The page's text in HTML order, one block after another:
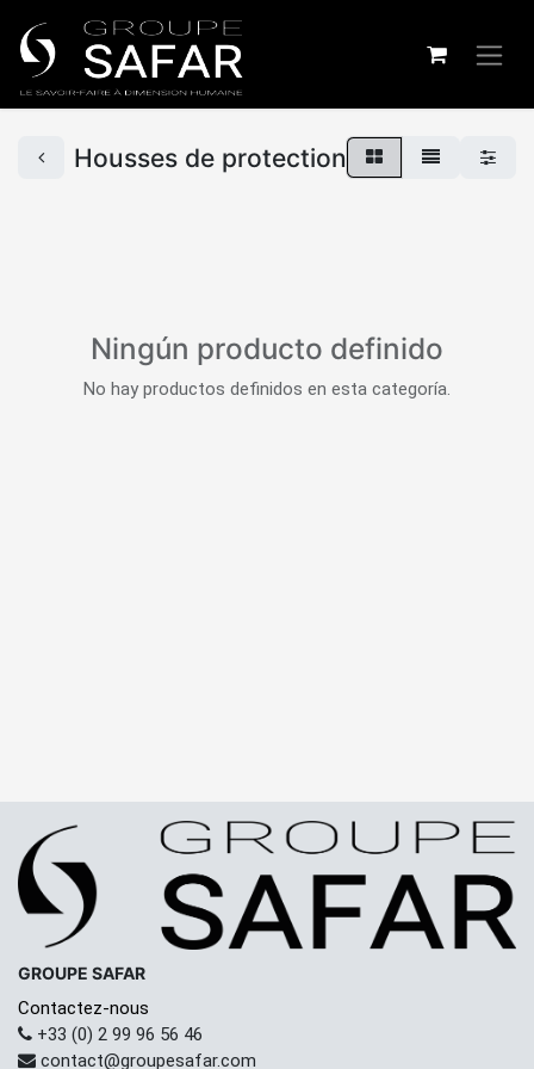
Housses de protection
Ningún producto definido
No hay productos definidos en esta categoría.
GROUPE SAFAR
Contactez-nous
+33 (0) 2 99 96 56 46
contact@groupesafar.com